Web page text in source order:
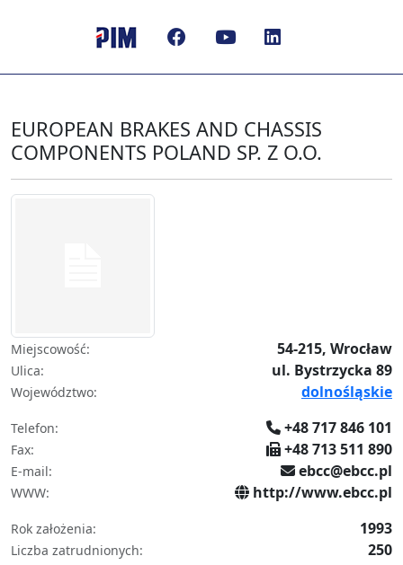
EUROPEAN BRAKES AND CHASSIS
COMPONENTS POLAND SP. Z O.O.
Miejscowość: 54-215, Wrocław
Ulica: ul. Bystrzycka 89
Województwo: dolnośląskie
Telefon: +48 717 846 101
Fax: +48 713 511 890
E-mail: ebcc@ebcc.pl
WWW: http://www.ebcc.pl
Rok założenia: 1993
Liczba zatrudnionych: 250